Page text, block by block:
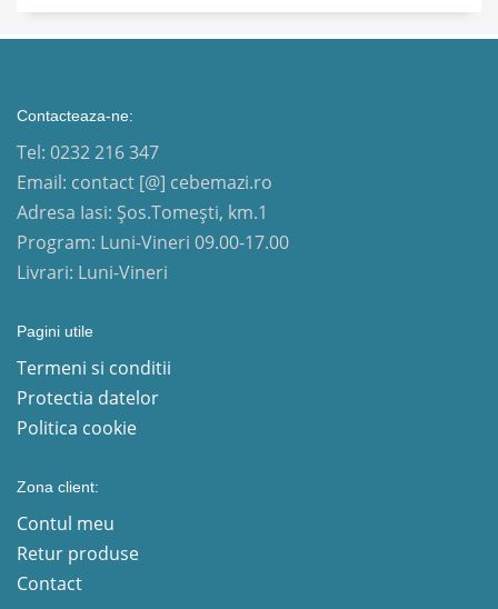
Contacteaza-ne:
Tel: 0232 216 347
Email: contact [@] cebemazi.ro
Adresa Iasi: Șos.Tomești, km.1
Program: Luni-Vineri 09.00-17.00
Livrari: Luni-Vineri
Pagini utile
Termeni si conditii
Protectia datelor
Politica cookie
Zona client:
Contul meu
Retur produse
Contact